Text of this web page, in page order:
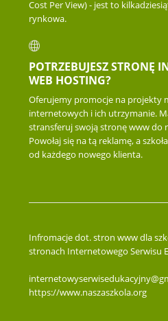
Cost Per View) - jest to
rynkowa.
POTRZEBUJESZ STRONĘ
WEB HOSTING?
Oferujemy promocje na projekty
internetowych i ich utrzymanie.
stransferuj swoją stronę www do
Powołaj się na tą reklamę, a
od każdego nowego klienta.
Infromacje dot. stron www dla
stronach Internetowego Serwisu
https://www.naszaszkola.org